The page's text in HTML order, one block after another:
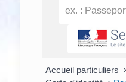
Accueil particuliers >